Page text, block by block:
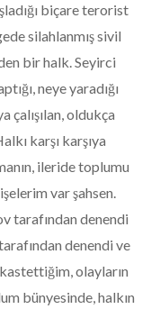
biçare terorist
silahlanmış sivil
bir halk. Seyirci
neye yaradığı
çalışılan, oldukça
karşı karşıya
ileride toplumu
var şahsen.
tarafından denendi
denendi ve
olayların
bünyesinde, halkın